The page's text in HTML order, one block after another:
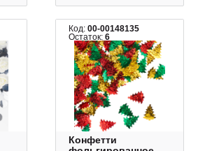
Код:00-00148135
Остаток:6
Конфетти